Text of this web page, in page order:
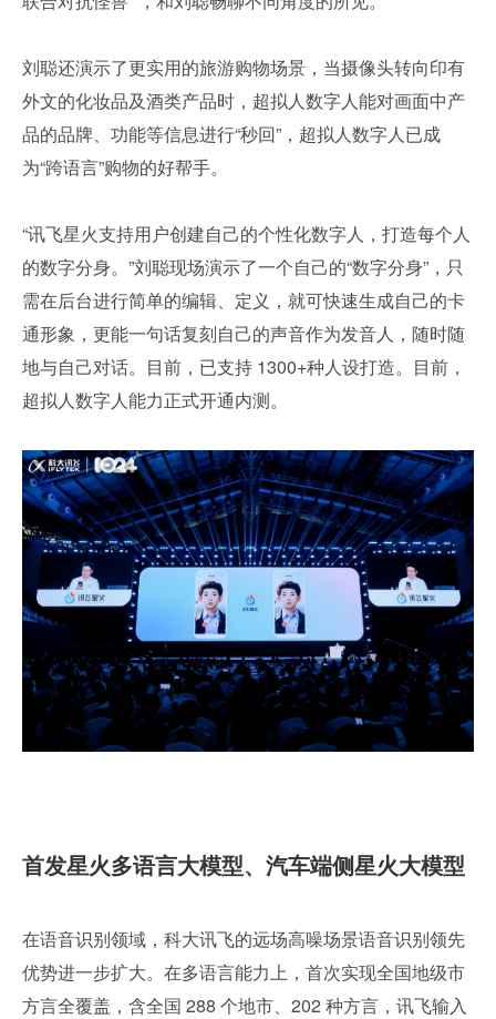
刘聪还演示了更实用的旅游购物场景，当摄像头转向印有
外文的化妆品及酒类产品时，超拟人数字人能对画面中产
品的品牌、功能等信息进行“秒回”，超拟人数字人已成
为“跨语言”购物的好帮手。
“讯飞星火支持用户创建自己的个性化数字人，打造每个人
的数字分身。”刘聪现场演示了一个自己的“数字分身”，只
需在后台进行简单的编辑、定义，就可快速生成自己的卡
通形象，更能一句话复刻自己的声音作为发音人，随时随
地与自己对话。目前，已支持 1300+种人设打造。目前，
超拟人数字人能力正式开通内测。
首发星火多语言大模型、汽车端侧星火大模型
在语音识别领域，科大讯飞的远场高噪场景语音识别领先
优势进一步扩大。在多语言能力上，首次实现全国地级市
方言全覆盖，含全国 288 个地市、202 种方言，讯飞输入